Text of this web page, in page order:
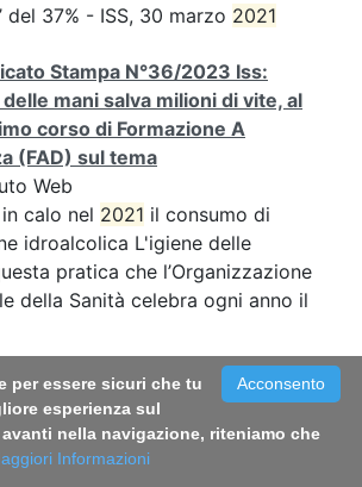
del 37% - ISS, 30 marzo 2021
Stampa N°36/2023 Iss:
delle mani salva milioni di vite, al
corso di Formazione A
(FAD) sul tema
Web
calo nel 2021 il consumo di
idroalcolica L'igiene delle
pratica che l’Organizzazione
della Sanità celebra ogni anno il
Stampa N°39/2022 - Fumo:
800mila fumatori in più
al 2019. Triplicato il consumo di
a tabacco riscaldato
Acconsento
per essere sicuri che tu
esperienza sul
nella navigazione, riteniamo che
Informazioni